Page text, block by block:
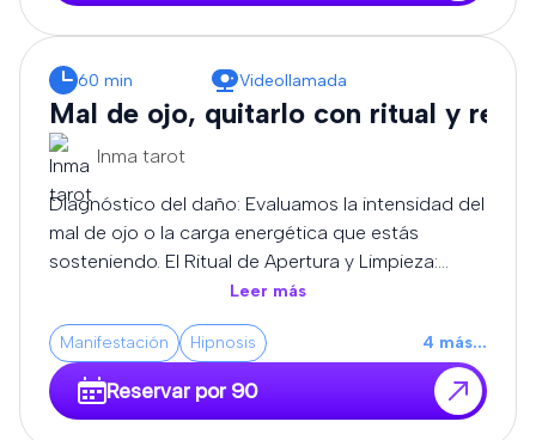
60 min Videollamada
Mal de ojo, quitarlo con ritual y
Inma tarot
Diagnóstico del daño: Evaluamos la intensidad del
mal de ojo o la carga energética que estás
sosteniendo. El Ritual de Apertura y Limpieza:
Utilizamos elementos consagrados (como velas,
aceites y resinas sagradas) para absorber y
neutralizar las frecuencias bajas que te rodean.
Rezos de Corte y Liberación: Recitamos oraciones
y decretos ancestrales de protección para
Leer más
Manifestación Hipnosis 4 más...
Reservar por 90